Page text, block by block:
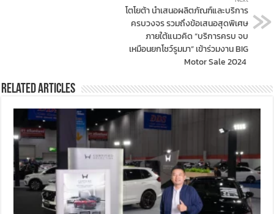
โตโยต้า นำเสนอผลิตภัณฑ์และบริการ
ครบวงจร รวมถึงข้อเสนอสุดพิเศษ
ภายใต้แนวคิด “บริการครบ จบ
เหมือนยกโชว์รูมมา” เข้าร่วมงาน BIG
Motor Sale 2024
Related Articles